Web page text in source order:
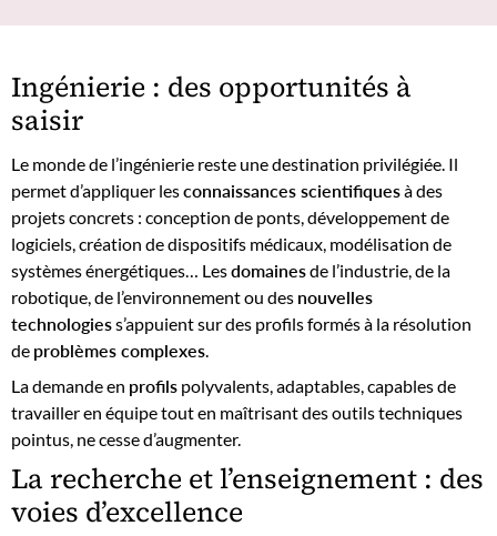
Ingénierie : des opportunités à
saisir
Le monde de l’ingénierie reste une destination privilégiée. Il
permet d’appliquer lesconnaissances scientifiquesà des
projets concrets : conception de ponts, développement de
logiciels, création de dispositifs médicaux, modélisation de
systèmes énergétiques… Lesdomainesde l’industrie, de la
robotique, de l’environnement ou des nouvelles
technologiess’appuient sur des profils formés à la résolution
de problèmes complexes
La demande en profils polyvalents, adaptables, capables de
travailler en équipe tout en maîtrisant des outils techniques
pointus, ne cesse d’augmenter.
La recherche et l’enseignement : des
voies d’excellence